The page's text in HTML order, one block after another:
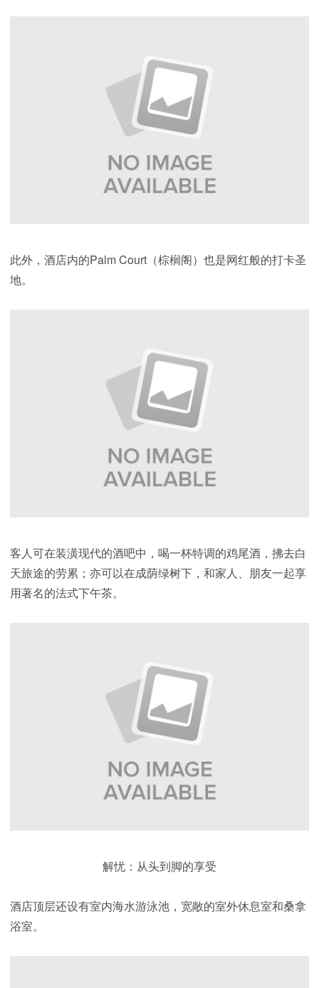
此外，酒店内的Palm Court（棕榈阁）也是网红般的打卡圣
地。
客人可在装潢现代的酒吧中，喝一杯特调的鸡尾酒，拂去白
天旅途的劳累；亦可以在成荫绿树下，和家人、朋友一起享
用著名的法式下午茶。
解忧：从头到脚的享受
酒店顶层还设有室内海水游泳池，宽敞的室外休息室和桑拿
浴室。